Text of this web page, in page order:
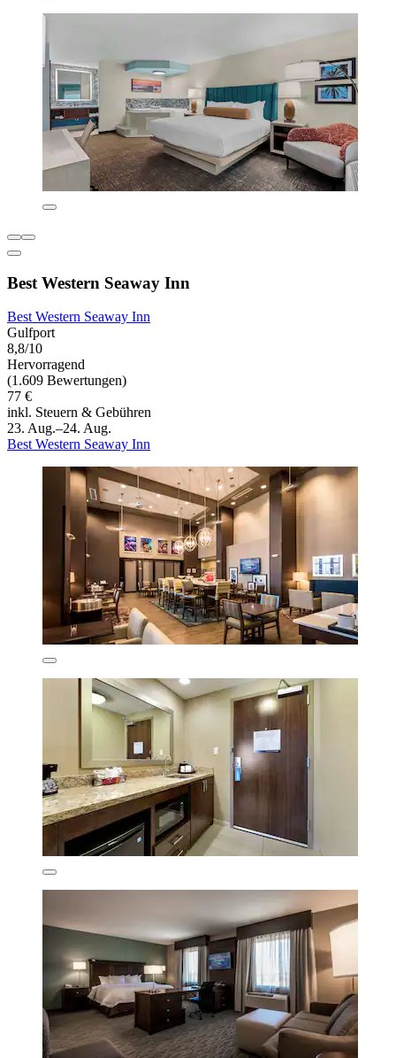
Best Western Seaway Inn
Best Western Seaway Inn
Gulfport
8,8/10
Hervorragend
(1.609 Bewertungen)
77 €
inkl. Steuern & Gebühren
23. Aug.–24. Aug.
Best Western Seaway Inn